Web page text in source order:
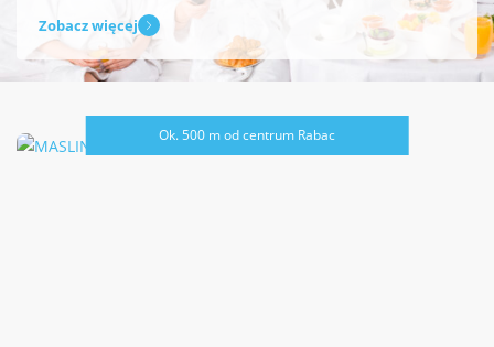
Zobacz więcej
Ok. 500 m od centrum Rabac